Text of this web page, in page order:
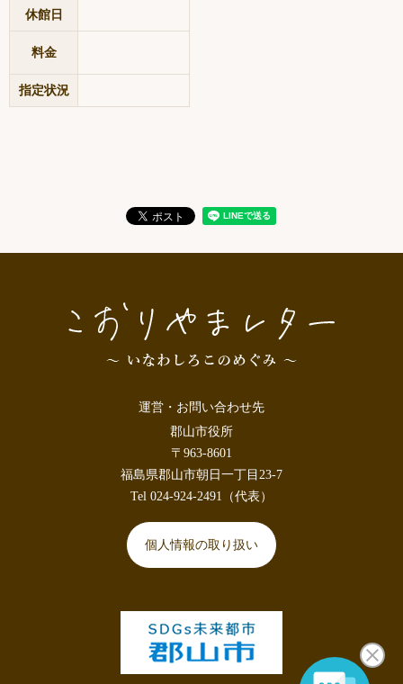
休館日
料金
指定状況
運営・お問い合わせ先
郡山市役所
〒963-8601
福島県郡山市朝日一丁目23-7
Tel 024-924-2491（代表）
個人情報の取り扱い